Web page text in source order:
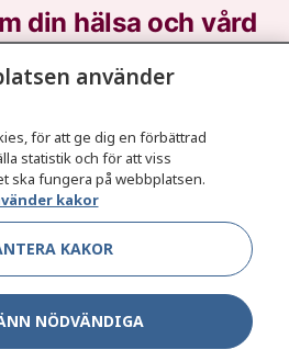
din hälsa och vård
hälsa och information om
du kan kontakta.
journal och göra dina
1177 för
runt.
vill må bättre.
Show
använder
för att ge dig en förbättrad
statistik och för att viss
ska fungera på webbplatsen.
kakor
KAKOR
NÖDVÄNDIGA